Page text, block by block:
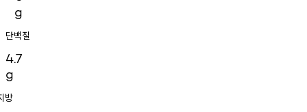
g
단백질
4.7
g
방